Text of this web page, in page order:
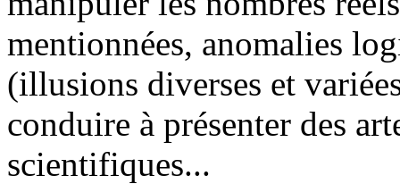
mentionnées, anomalies
(illusions diverses et
conduire à présenter des
scientifiques...